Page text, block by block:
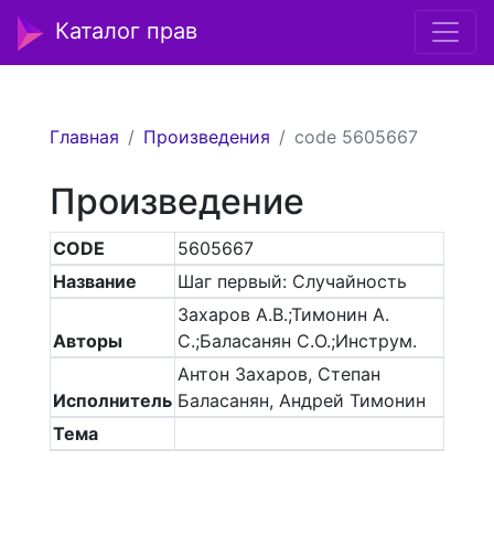
Каталог прав
Главная Произведения code 5605667
Произведение
CODE
5605667
Название
Шаг первый: Случайность
Авторы
Захаров А.В.;Тимонин А.
С.;Баласанян С.О.;Инструм.
Исполнитель
Антон Захаров, Степан
Баласанян, Андрей Тимонин
Тема